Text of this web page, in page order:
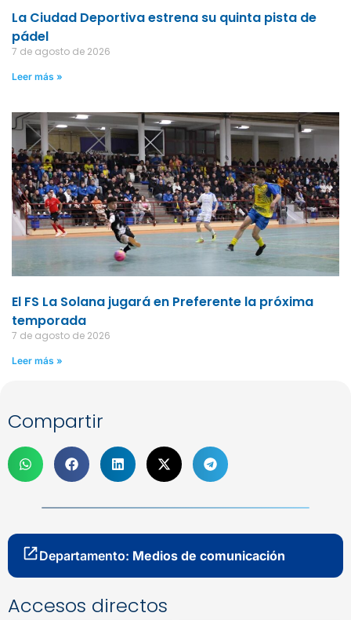
La Ciudad Deportiva estrena su quinta pista de
pádel
7 de agosto de 2026
Leer más »
El FS La Solana jugará en Preferente la próxima
temporada
7 de agosto de 2026
Leer más »
Compartir
Departamento: Medios de comunicación
Accesos directos